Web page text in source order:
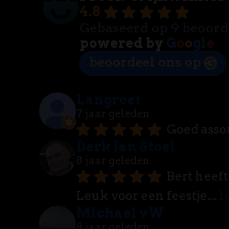
4.8
powered by
o